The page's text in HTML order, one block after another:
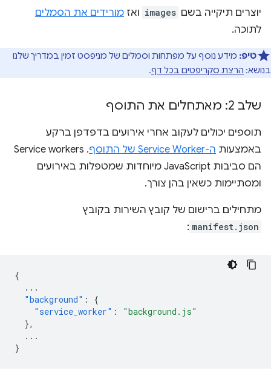
יוצרים תיקייה בשם images ואז מורידים את הסמלים
לתוכה.
טיפ: מידע נוסף על מפתחות וסמלים של מניפסט זמין במדריך שלנו
בנושא: הרצת סקריפטים בכל דף.
שלב 2: מאתחלים את התוסף
תוספים יכולים לעקוב אחרי אירועים בדפדפן ברקע
באמצעות ה-Service Worker של התוסף
. ‫Service workers
הם סביבות JavaScript מיוחדות שמטפלות באירועים
ומסתיימות כשאין בהן צורך.
מתחילים ברישום של קובץ השירות בקובץ
manifest.json
:
{
...
"background" :
{
"service_worker" :
"background.js"
},
...
}